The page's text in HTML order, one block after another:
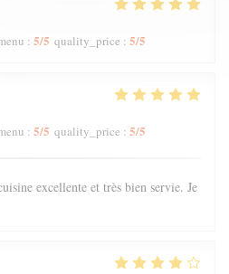
: 5/5 quality_price : 5/5
: 5/5 quality_price : 5/5
excellente et très bien servie. Je